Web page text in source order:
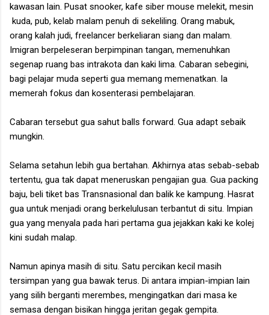
kawasan lain. Pusat snooker, kafe siber mouse melekit, mesin
kuda, pub, kelab malam penuh di sekeliling. Orang mabuk,
orang kalah judi, freelancer berkeliaran siang dan malam.
Imigran berpeleseran berpimpinan tangan, memenuhkan
segenap ruang bas intrakota dan kaki lima. Cabaran sebegini,
bagi pelajar muda seperti gua memang memenatkan. Ia
memerah fokus dan kosenterasi pembelajaran.
Cabaran tersebut gua sahut balls forward. Gua adapt sebaik
mungkin.
Selama setahun lebih gua bertahan. Akhirnya atas sebab-sebab
tertentu, gua tak dapat meneruskan pengajian gua. Gua packing
baju, beli tiket bas Transnasional dan balik ke kampung. Hasrat
gua untuk menjadi orang berkelulusan terbantut di situ. Impian
gua yang menyala pada hari pertama gua jejakkan kaki ke kolej
kini sudah malap.
Namun apinya masih di situ. Satu percikan kecil masih
tersimpan yang gua bawak terus. Di antara impian-impian lain
yang silih berganti merembes, mengingatkan dari masa ke
semasa dengan bisikan hingga jeritan gegak gempita.